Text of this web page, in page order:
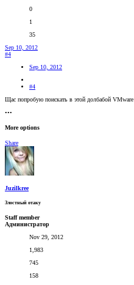
0
1
35
Sep 10, 2012
#4
Sep 10, 2012
#4
Щас попробую поискать в этой долбабой VMware
•••
More options
Share
Juzilkree
Злостный отаку
Staff member
Администратор
Nov 29, 2012
1,983
745
158